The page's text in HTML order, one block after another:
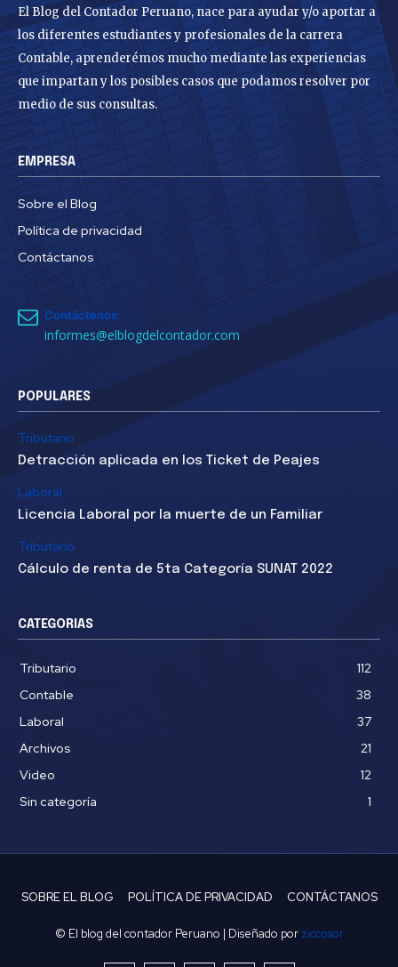
El Blog del Contador Peruano, nace para ayudar y/o aportar a
los diferentes estudiantes y profesionales de la carrera
Contable, aprenderémos mucho mediante las experiencias
que impartan y los posibles casos que podamos resolver por
medio de sus consultas.
EMPRESA
Sobre el Blog
Política de privacidad
Contáctanos
Contáctenos:
informes@elblogdelcontador.com
POPULARES
Tributario
Detracción aplicada en los Ticket de Peajes
Laboral
Licencia Laboral por la muerte de un Familiar
Tributario
Cálculo de renta de 5ta Categoría SUNAT 2022
CATEGORIAS
Tributario
112
Contable
38
Laboral
37
Archivos
21
Video
12
Sin categoría
1
SOBRE EL BLOG POLÍTICA DE PRIVACIDAD CONTÁCTANOS
© El blog del contador Peruano | Diseñado por ziccosor